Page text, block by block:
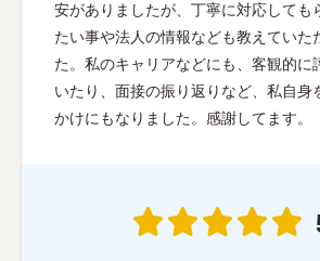
安がありましたが、丁寧に対応しても
たい事や法人の情報なども教えていた
た。私のキャリアなどにも、客観的に
いたり、面接の振り返りなど、私自身
かけにもなりました。感謝してます。